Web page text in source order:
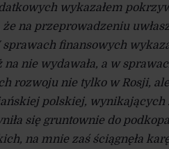
wykazałem
na przeprowadzeniu
sprawach finansowych
na nie wydawała, a w
rozwoju nie tylko w Rosji,
polskiej,
się gruntownie do
na mnie zaś ściągnęła